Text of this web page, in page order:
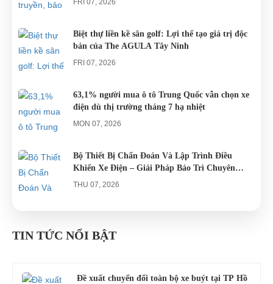
Đà...
FRI 07, 2026
Biệt thự liền kề sân golf: Lợi thế tạo giá trị độc
bản của The AGULA Tây Ninh
FRI 07, 2026
63,1% người mua ô tô Trung Quốc vẫn chọn xe
điện dù thị trường tháng 7 hạ nhiệt
MON 07, 2026
Bộ Thiết Bị Chẩn Đoán Và Lập Trình Điều
Khiển Xe Điện – Giải Pháp Bảo Trì Chuyên
Nghiệp
THU 07, 2026
gổ khi đón du khách ở Quy Nhơn
TIN TỨC NỔI BẬT
Đề xuất chuyển đổi toàn bộ xe buýt tại TP Hồ